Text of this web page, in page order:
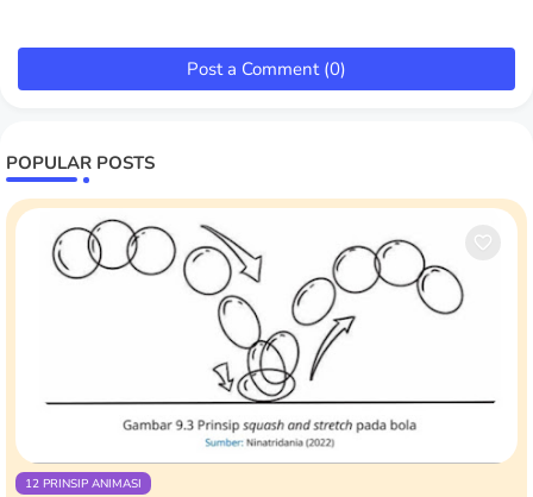
Post a Comment (0)
POPULAR POSTS
12 PRINSIP ANIMASI